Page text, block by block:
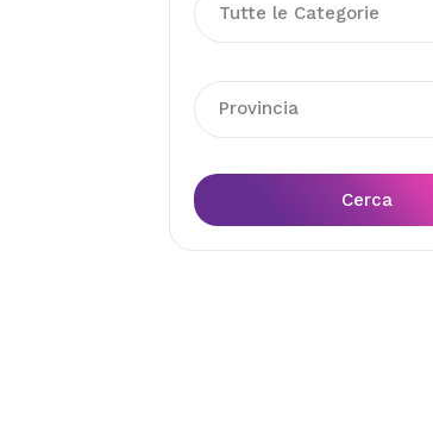
Tutte le Categorie
Provincia
Cerca